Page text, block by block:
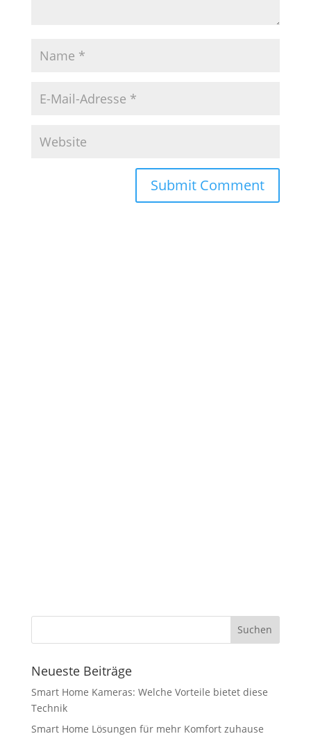
Neueste Beiträge
Smart Home Kameras: Welche Vorteile bietet diese
Technik
Smart Home Lösungen für mehr Komfort zuhause